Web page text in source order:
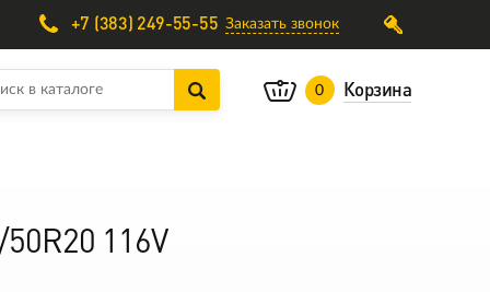
0 Корзина
+7 (383) 249-55-55 Заказать звонок
116V